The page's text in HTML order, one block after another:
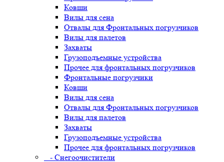
Ковши
Вилы для сена
Отвалы для Фронтальных погрузчиков
Вилы для палетов
Захваты
Грузоподъемные устройства
Прочее для фронтальных погрузчиков
Фронтальные погрузчики
Ковши
Вилы для сена
Отвалы для Фронтальных погрузчиков
Вилы для палетов
Захваты
Грузоподъемные устройства
Прочее для фронтальных погрузчиков
- Снегоочистители